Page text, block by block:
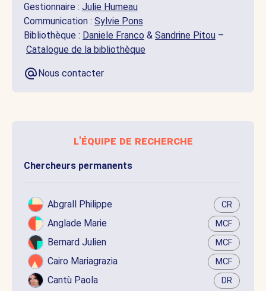
Gestionnaire : Julie Humeau
Communication : Sylvie Pons
Bibliothèque : Daniele Franco & Sandrine Pitou –
Catalogue de la bibliothèque
Nous contacter
l'équipe de recherche
Chercheurs permanents
Abgrall Philippe CR
Anglade Marie MCF
Bernard Julien MCF
Cairo Mariagrazia MCF
Cantù Paola DR